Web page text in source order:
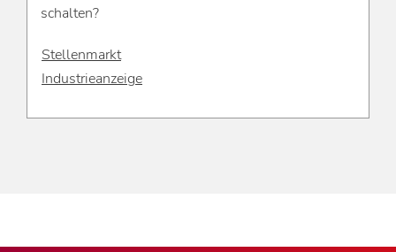
schalten?
Stellenmarkt
Industrieanzeige